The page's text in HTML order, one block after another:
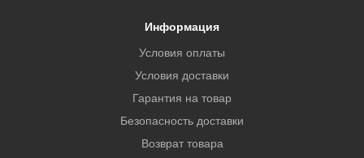
Информация
Условия оплаты
Условия доставки
Гарантия на товар
Безопасность доставки
Возврат товара